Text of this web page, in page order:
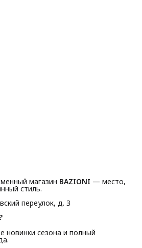
магазин BAZIONI — место,
стиль.
переулок, д. 3
новинки сезона и полный